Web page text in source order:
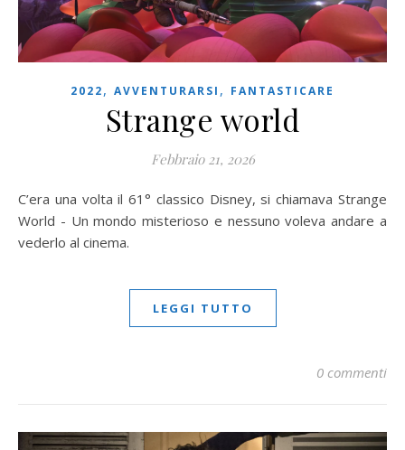
2022, AVVENTURARSI , FANTASTICARE
Strange world
Febbraio 21, 2026
C’era una volta il 61° classico Disney, si chiamava Strange
World - Un mondo misterioso e nessuno voleva andare a
vederlo al cinema.
LEGGI TUTTO
0 commenti